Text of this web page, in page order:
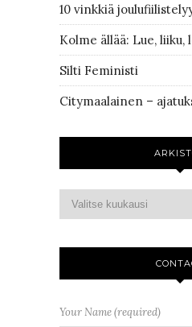
10 vinkkiä
Kolme ällää: Lue, liiku,
Silti Feministi
Citymaalainen –
Your Name (required)